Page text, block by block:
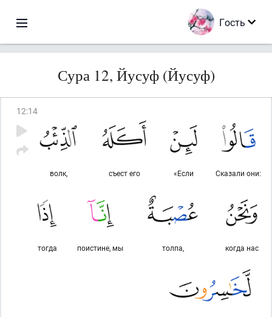
Гость
Сура 12, Йусуф (Йусуф)
12:14
Сказали они:
«Если
съест его
волк,
когда нас
толпа,
поистине, мы
тогда